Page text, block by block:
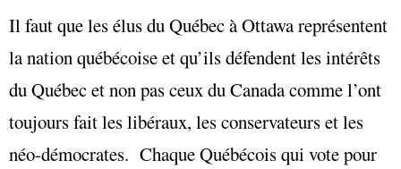
Il faut que les élus du Québec à Ottawa représentent
la nation québécoise et qu’ils défendent les intérêts
du Québec et non pas ceux du Canada comme l’ont
toujours fait les libéraux, les conservateurs et les
néo-démocrates. Chaque Québécois qui vote pour